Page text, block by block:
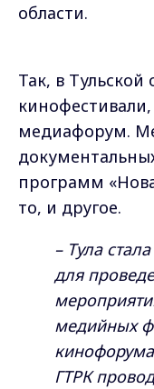
области.
Так, в Тульской
кинофестивали,
медиафорум.
программ
то, и другое.
– Тула
для
медийных
ГТРК